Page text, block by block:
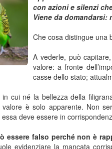
con azioni e silenzi
Viene da
Che cosa distingue una
A vederle, può
valore: a fronte
casse dello stato;
cui né la bellezza della
è solo apparente. Non
deve essere in
essere falso perché non è
evidenziare la mancata